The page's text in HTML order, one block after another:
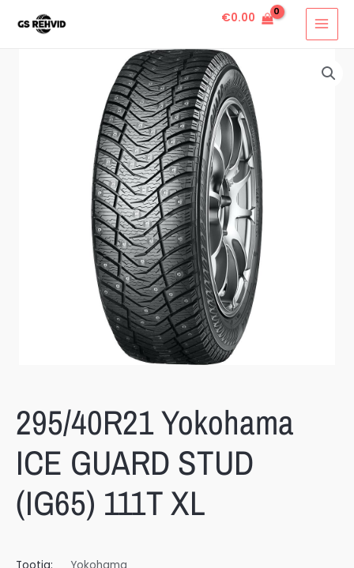
€0.00
295/40R21 Yokohama
ICE GUARD STUD
(IG65) 111T XL